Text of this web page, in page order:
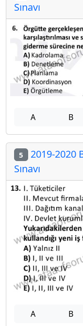
Sınavı
A B
5 2019-2020
Sınavı
A B